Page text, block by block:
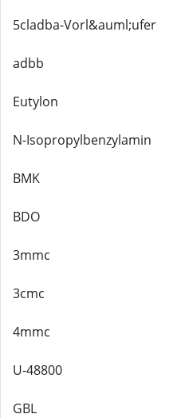
5cladba-Vorl&auml;ufer
adbb
Eutylon
N-Isopropylbenzylamin
BMK
BDO
3mmc
3cmc
4mmc
U-48800
GBL